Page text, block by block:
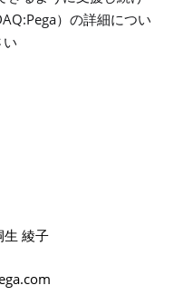
）の詳細につい
い
生 綾子